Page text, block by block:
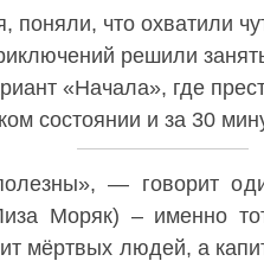
поняли, что охватили
решили
«Начала», где
состоянии и за 30
— говорит
Моряк) – именно
мёртвых людей, а